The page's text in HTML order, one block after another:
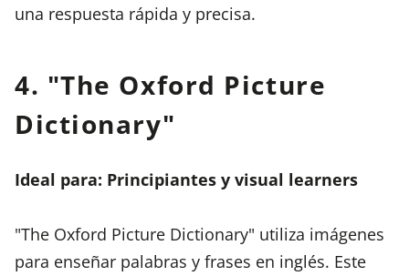
una respuesta rápida y precisa.
4. "The Oxford Picture
Dictionary"
Ideal para: Principiantes y visual learners
"The Oxford Picture Dictionary" utiliza imágenes
para enseñar palabras y frases en inglés. Este